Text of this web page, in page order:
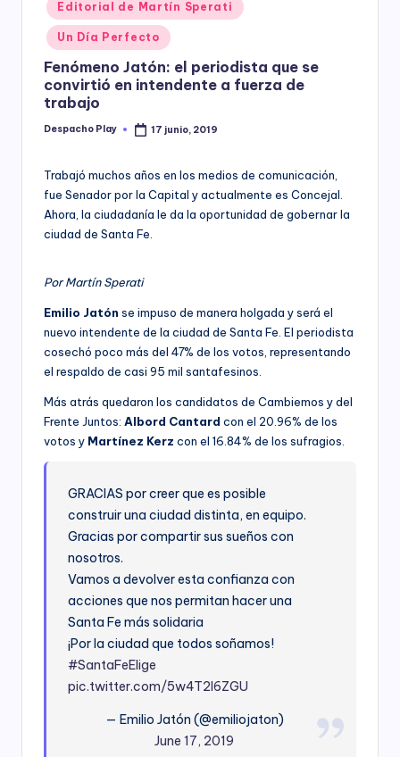
y
in
Editorial de Martín Sperati
Un Día Perfecto
Fenómeno Jatón: el periodista que se
convirtió en intendente a fuerza de
trabajo
Posted
Despacho Play 17 junio, 2019
Trabajó muchos años en los medios de comunicación,
fue Senador por la Capital y actualmente es Concejal.
Ahora, la ciudadanía le da la oportunidad de gobernar la
ciudad de Santa Fe.
Por Martín Sperati
Emilio Jatón se impuso de manera holgada y será el
nuevo intendente de la ciudad de Santa Fe. El periodista
cosechó poco más del 47% de los votos, representando
el respaldo de casi 95 mil santafesinos.
Más atrás quedaron los candidatos de Cambiemos y del
Frente Juntos: Albord Cantard con el 20.96% de los
votos y Martínez Kerz con el 16.84% de los sufragios.
GRACIAS por creer que es posible
construir una ciudad distinta, en equipo.
Gracias por compartir sus sueños con
nosotros.
Vamos a devolver esta confianza con
acciones que nos permitan hacer una
Santa Fe más solidaria
¡Por la ciudad que todos soñamos!
#SantaFeElige
pic.twitter.com/5w4T2I6ZGU
— Emilio Jatón (@emiliojaton)
June 17, 2019